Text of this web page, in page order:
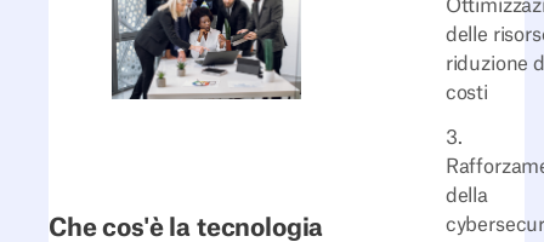
delle
riduzione
costi
3.
della
Che cos'è la tecnologia